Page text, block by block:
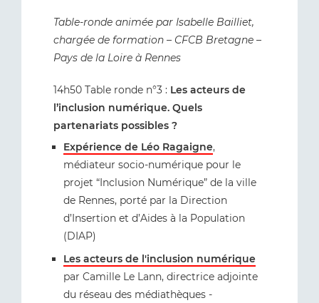
Table-ronde animée par Isabelle Bailliet,
chargée de formation – CFCB Bretagne –
Pays de la Loire à Rennes
14h50 Table ronde n°3 : Les acteurs de
l’inclusion numérique. Quels
partenariats possibles ?
Expérience de Léo Ragaigne,
médiateur socio-numérique pour le
projet “Inclusion Numérique” de la ville
de Rennes, porté par la Direction
d’Insertion et d’Aides à la Population
(DIAP)
Les acteurs de l'inclusion numérique
par Camille Le Lann, directrice adjointe
du réseau des médiathèques -